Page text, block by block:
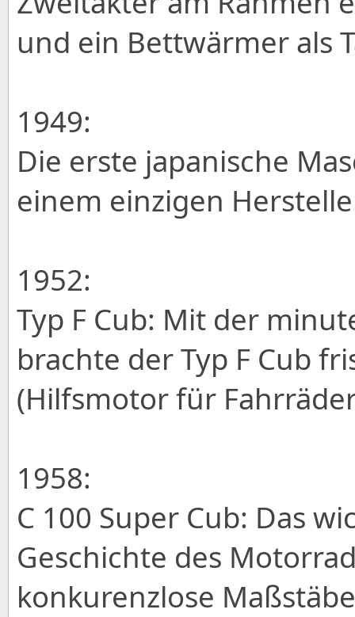
und ein Bettwärmer als
1949:
Die erste japanische
einem einzigen
1952:
Typ F Cub: Mit der
brachte der Typ F Cub
(Hilfsmotor für
1958:
C 100 Super Cub: Das
Geschichte des
konkurenzlose